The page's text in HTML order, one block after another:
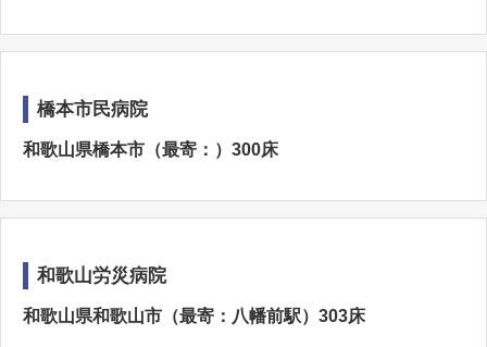
橋本市民病院
和歌山県橋本市（最寄：）300床
和歌山労災病院
和歌山県和歌山市（最寄：八幡前駅）303床